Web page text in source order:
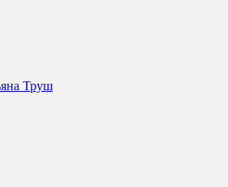
Труш